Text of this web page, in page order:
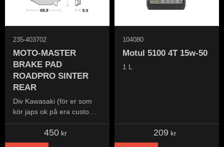
MOTO-MASTER
BRAKE PAD
ROADPRO SINTER
REAR
Div Kawasaki (för er som
kör japs ok på era custom
hojar)
235-403702
450 kr
Motul 5100 4T 15w-50
1 L
104080
209 kr